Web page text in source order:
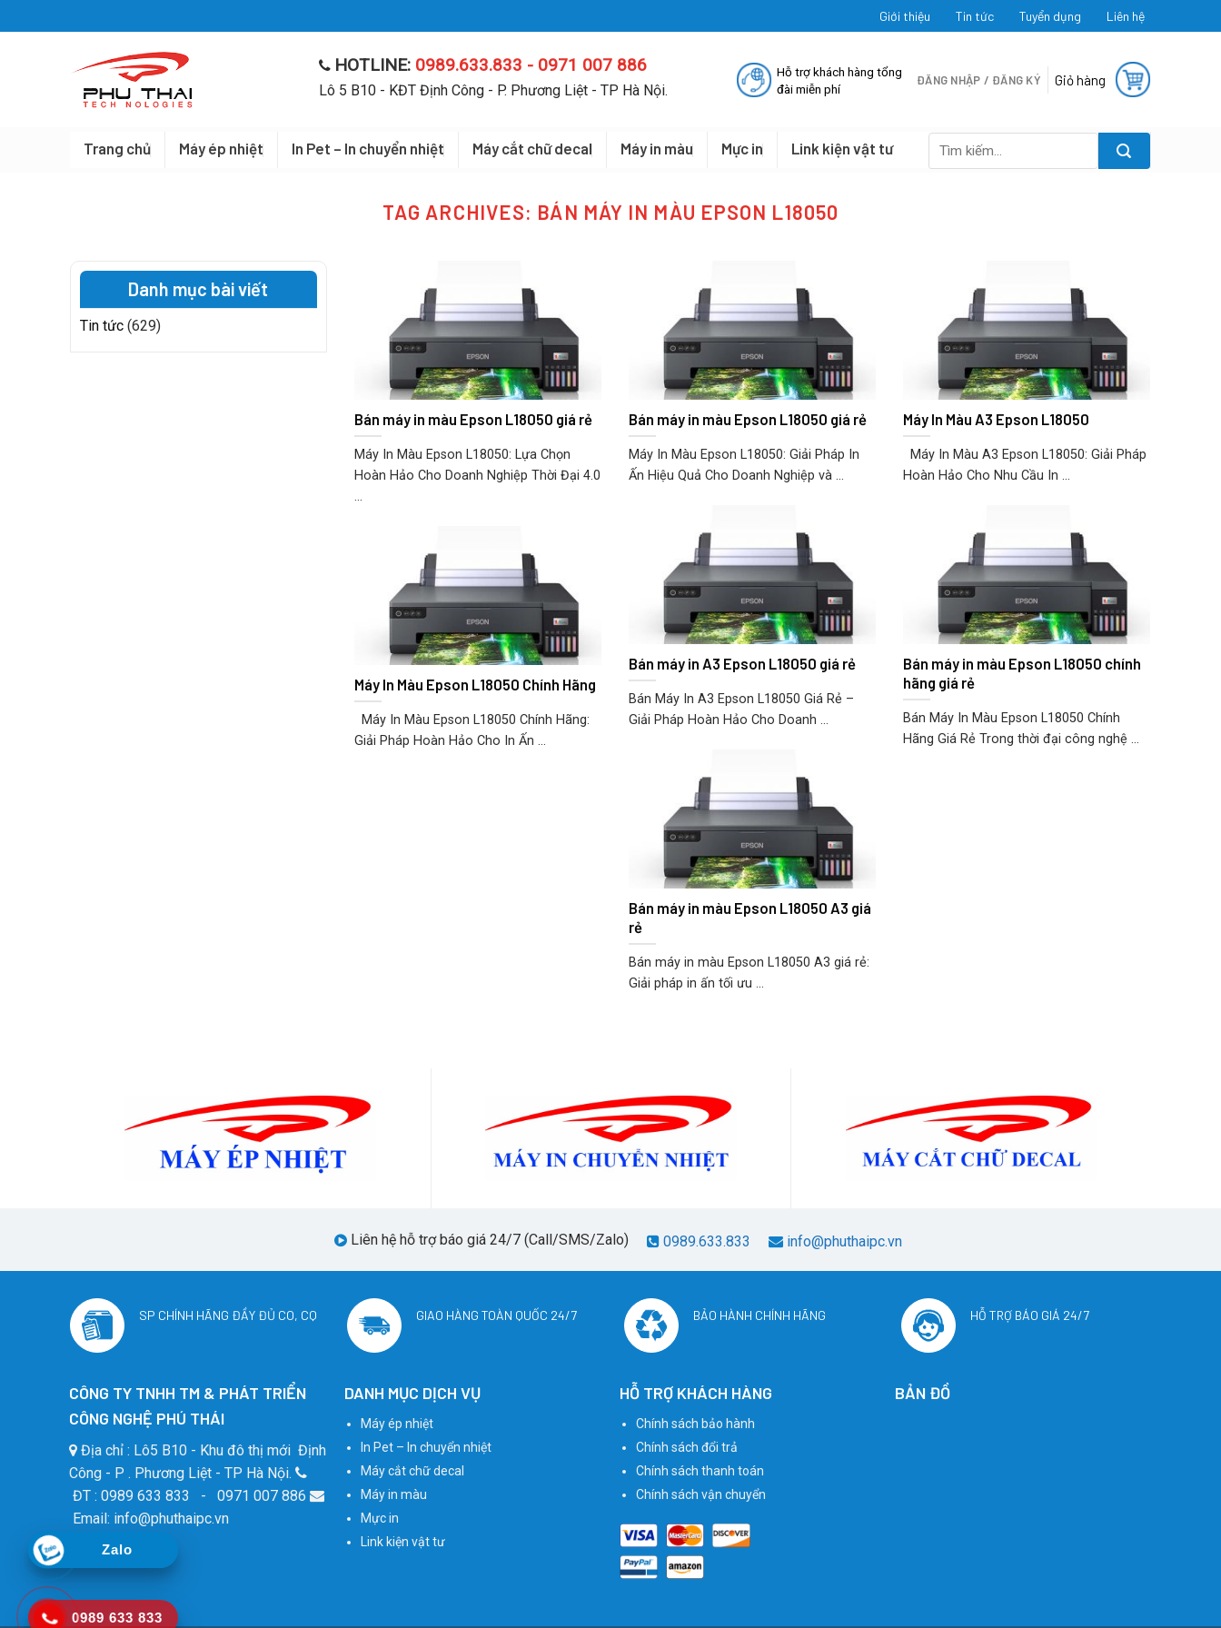
to
Giới thiệu Tin tức Tuyển dụng Liên hệ
HOTLINE: 0989.633.833 - 0971 007 886
Lô 5 B10 - KĐT Định Công - P. Phương Liệt - TP Hà Nội.
Hỗ trợ khách hàng tổng
đài miễn phí
ĐĂNG NHẬP / ĐĂNG KÝ Giỏ hàng
Trang chủ Máy ép nhiệt In Pet – In chuyển nhiệt Máy cắt chữ decal Máy in màu Mực in Link kiện vật tư Tìm
TAG ARCHIVES: BÁN MÁY IN MÀU EPSON L18050
Danh mục bài viết
Tin tức (629)
Bán máy in màu Epson L18050 giá rẻ
Máy In Màu Epson L18050: Lựa Chọn
Hoàn Hảo Cho Doanh Nghiệp Thời Đại 4.0
...
Bán máy in màu Epson L18050 giá rẻ
Máy In Màu Epson L18050: Giải Pháp In
Ấn Hiệu Quả Cho Doanh Nghiệp và ...
Máy In Màu A3 Epson L18050
Máy In Màu A3 Epson L18050: Giải Pháp
Hoàn Hảo Cho Nhu Cầu In ...
Bán máy in A3 Epson L18050 giá rẻ
Bán Máy In A3 Epson L18050 Giá Rẻ –
Giải Pháp Hoàn Hảo Cho Doanh ...
Bán máy in màu Epson L18050 chính
hãng giá rẻ
Bán Máy In Màu Epson L18050 Chính
Hãng Giá Rẻ Trong thời đại công nghệ ...
Máy In Màu Epson L18050 Chính Hãng
Máy In Màu Epson L18050 Chính Hãng:
Giải Pháp Hoàn Hảo Cho In Ấn ...
Bán máy in màu Epson L18050 A3 giá
rẻ
Bán máy in màu Epson L18050 A3 giá rẻ:
Giải pháp in ấn tối ưu ...
Liên hệ hỗ trợ báo giá 24/7 (Call/SMS/Zalo) 0989.633.833 info@phuthaipc.vn
SP CHÍNH HÃNG ĐẦY ĐỦ CO, CQ GIAO HÀNG TOÀN QUỐC 24/7 BẢO HÀNH CHÍNH HÃNG HỖ TRỢ BÁO GIÁ 24/7
CÔNG TY TNHH TM & PHÁT TRIỂN
CÔNG NGHỆ PHÚ THÁI
Địa chỉ : Lô5 B10 - Khu đô thị mới Định
Công - P . Phương Liệt - TP Hà Nội.
ĐT : 0989 633 833 - 0971 007 886
Email: info@phuthaipc.vn
DANH MỤC DỊCH VỤ
Máy ép nhiệt
In Pet – In chuyển nhiệt
Máy cắt chữ decal
Máy in màu
Mực in
Link kiện vật tư
HỖ TRỢ KHÁCH HÀNG
Chính sách bảo hành
Chính sách đổi trả
Chính sách thanh toán
Chính sách vận chuyển
BẢN ĐỒ
Zalo
0989 633 833